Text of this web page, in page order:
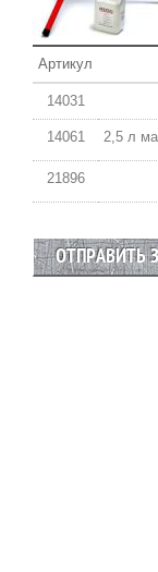
Артикул
14031
14061 2,5 л
21896
ОТПРАВИТЬ